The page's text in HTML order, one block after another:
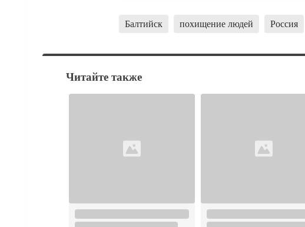
Балтийск похищение людей Россия
Читайте также